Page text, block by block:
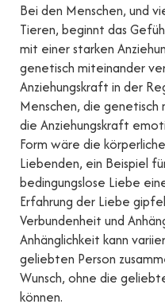
Bei den Menschen, und
Tieren, beginnt das
mit einer starken
genetisch miteinander
Anziehungskraft in der
Menschen, die genetisch
die Anziehungskraft
Form wäre die
Liebenden, ein Beispiel
bedingungslose Liebe
Erfahrung der Liebe
Verbundenheit und
Anhänglichkeit kann
geliebten Person
Wunsch, ohne die
können.